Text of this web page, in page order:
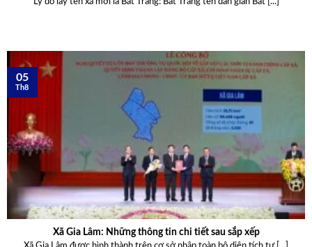
Lý do lấy tên xã mới là Bát Tràng: Bát Tràng tên dân gian Bát [...]
Xã Gia Lâm: Những thông tin chi tiết sau sắp xếp
05
Th8